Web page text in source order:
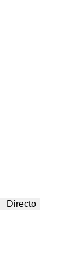
Directo